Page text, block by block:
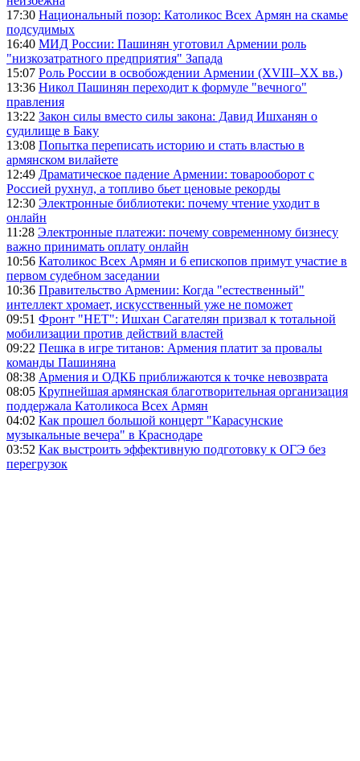
17:30 Национальный позор: Католикос Всех Армян на скамье
подсудимых
16:40 МИД России: Пашинян уготовил Армении роль
"низкозатратного предприятия" Запада
15:07 Роль России в освобождении Армении (XVIII–XX вв.)
13:36 Никол Пашинян переходит к формуле "вечного"
правления
13:22 Закон силы вместо силы закона: Давид Ишханян о
судилище в Баку
13:08 Попытка переписать историю и стать властью в
армянском вилайете
12:49 Драматическое падение Армении: товарооборот с
Россией рухнул, а топливо бьет ценовые рекорды
12:30 Электронные библиотеки: почему чтение уходит в
онлайн
11:28 Электронные платежи: почему современному бизнесу
важно принимать оплату онлайн
10:56 Католикос Всех Армян и 6 епископов примут участие в
первом судебном заседании
10:36 Правительство Армении: Когда "естественный"
интеллект хромает, искусственный уже не поможет
09:51 Фронт "НЕТ": Ишхан Сагателян призвал к тотальной
мобилизации против действий властей
09:22 Пешка в игре титанов: Армения платит за провалы
команды Пашиняна
08:38 Армения и ОДКБ приближаются к точке невозврата
08:05 Крупнейшая армянская благотворительная организация
поддержала Католикоса Всех Армян
04:02 Как прошел большой концерт "Карасунские
музыкальные вечера" в Краснодаре
03:52 Как выстроить эффективную подготовку к ОГЭ без
перегрузок